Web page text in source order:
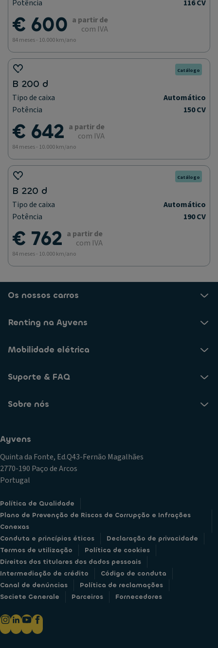
Potência
116 CV
€ 600 a partir de
com IVA
84 meses - 10.000 km/ano
Catálogo
B 200 d
Tipo de caixa
Automático
Potência
150 CV
€ 642 a partir de
com IVA
84 meses - 10.000 km/ano
Catálogo
B 220 d
Tipo de caixa
Automático
Potência
190 CV
€ 762 a partir de
com IVA
84 meses - 10.000 km/ano
Os nossos carros
Renting na Ayvens
Mobilidade elétrica
Suporte & FAQ
Sobre nós
Ayvens
Quinta da Fonte, Ed.Q43-Fernão Magalhães
2770-190 Paço de Arcos
Portugal
Política de Qualidade
Plano de Prevenção de Riscos de Corrupção e Infrações
Conexas
Conduta e princípios éticos
Declaração de privacidade
Termos de utilização
Política de cookies
Direitos dos titulares dos dados pessoais
Intermediação de crédito
Código de conduta
Canal de denúncias
Política de reclamações
Societe Generale
Parceiros Fornecedores